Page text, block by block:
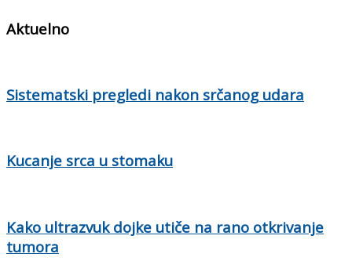
Aktuelno
Sistematski pregledi nakon srčanog udara
Kucanje srca u stomaku
Kako ultrazvuk dojke utiče na rano otkrivanje
tumora